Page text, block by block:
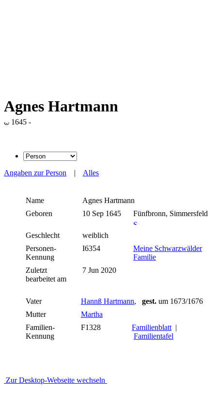
Agnes Hartmann
1645 -
Angaben zur Person | Alles
Name Agnes Hartmann
Geboren
10 Sep 1645 Fünfbronn, Simmersfeld
Geschlecht
weiblich
Personen-
Kennung
I6354
Meine Schwarzwälder
Familie
Zuletzt
bearbeitet am
7 Jun 2020
Vater Hannß Hartmann, gest. um 1673/1676
Mutter
Martha
Familien-
Kennung
F1328 Familienblatt|
Familientafel
Zur Desktop-Webseite wechseln